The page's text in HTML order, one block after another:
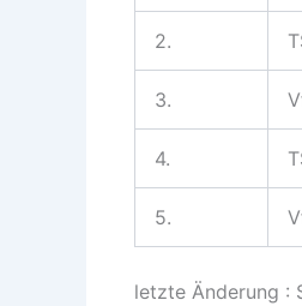
2.
3.
4.
5.
letzte Änderung :